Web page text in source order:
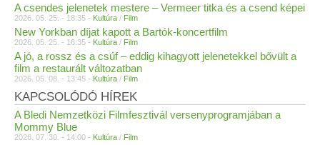
A csendes jelenetek mestere – Vermeer titka és a csend képei
2026. 05. 25. - 18:35 - Kultúra / Film
New Yorkban díjat kapott a Bartók-koncertfilm
2026. 05. 25. - 16:35 - Kultúra / Film
A jó, a rossz és a csúf – eddig kihagyott jelenetekkel bővült a
film a restaurált változatban
2026. 05. 08. - 13:45 - Kultúra / Film
KAPCSOLÓDÓ HÍREK
A Bledi Nemzetközi Filmfesztivál versenyprogramjában a
Mommy Blue
2026. 07. 30. - 14:00 - Kultúra / Film